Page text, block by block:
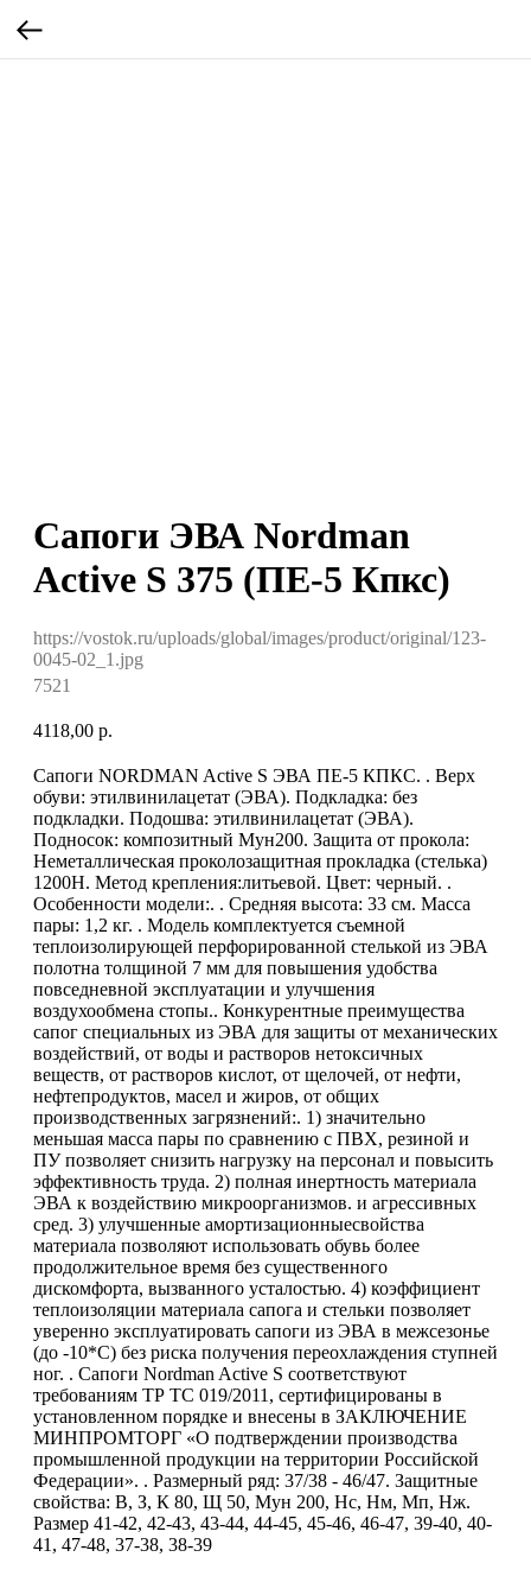
Сапоги ЭВА Nordman
Active S 375 (ПЕ-5 Кпкс)
https://vostok.ru/uploads/global/images/product/original/123-
0045-02_1.jpg
7521
4118,00 р.
Сапоги NORDMAN Active S ЭВА ПЕ-5 КПКС. . Верх
обуви: этилвинилацетат (ЭВА). Подкладка: без
подкладки. Подошва: этилвинилацетат (ЭВА).
Подносок: композитный Мун200. Защита от прокола:
Неметаллическая проколозащитная прокладка (стелька)
1200Н. Метод крепления:литьевой. Цвет: черный. .
Особенности модели:. . Средняя высота: 33 см. Масса
пары: 1,2 кг. . Модель комплектуется съемной
теплоизолирующей перфорированной стелькой из ЭВА
полотна толщиной 7 мм для повышения удобства
повседневной эксплуатации и улучшения
воздухообмена стопы.. Конкурентные преимущества
сапог специальных из ЭВА для защиты от механических
воздействий, от воды и растворов нетоксичных
веществ, от растворов кислот, от щелочей, от нефти,
нефтепродуктов, масел и жиров, от общих
производственных загрязнений:. 1) значительно
меньшая масса пары по сравнению с ПВХ, резиной и
ПУ позволяет снизить нагрузку на персонал и повысить
эффективность труда. 2) полная инертность материала
ЭВА к воздействию микроорганизмов. и агрессивных
сред. 3) улучшенные амортизационныесвойства
материала позволяют использовать обувь более
продолжительное время без существенного
дискомфорта, вызванного усталостью. 4) коэффициент
теплоизоляции материала сапога и стельки позволяет
уверенно эксплуатировать сапоги из ЭВА в межсезонье
(до -10*С) без риска получения переохлаждения ступней
ног. . Сапоги Nordman Active S соответствуют
требованиям ТР ТС 019/2011, сертифицированы в
установленном порядке и внесены в ЗАКЛЮЧЕНИЕ
МИНПРОМТОРГ «О подтверждении производства
промышленной продукции на территории Российской
Федерации». . Размерный ряд: 37/38 - 46/47. Защитные
свойства: В, З, К 80, Щ 50, Мун 200, Нс, Нм, Мп, Нж.
Размер 41-42, 42-43, 43-44, 44-45, 45-46, 46-47, 39-40, 40-
41, 47-48, 37-38, 38-39